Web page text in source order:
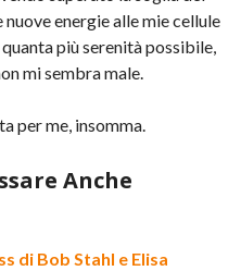
nuove energie alle mie cellule
più serenità possibile,
mi sembra male.
per me, insomma.
Anche
di Bob Stahl e Elisa